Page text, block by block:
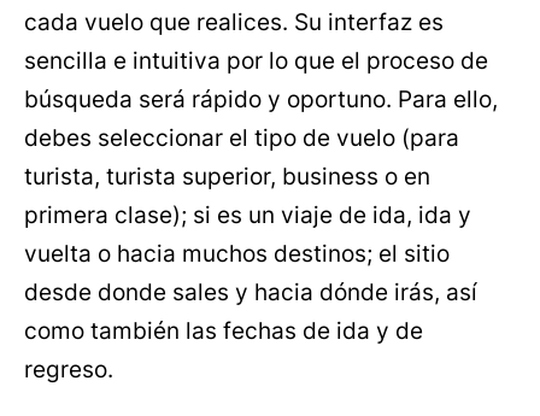
cada vuelo que realices. Su interfaz es
sencilla e intuitiva por lo que el proceso de
búsqueda será rápido y oportuno. Para ello,
debes seleccionar el tipo de vuelo (para
turista, turista superior, business o en
primera clase); si es un viaje de ida, ida y
vuelta o hacia muchos destinos; el sitio
desde donde sales y hacia dónde irás, así
como también las fechas de ida y de
regreso.